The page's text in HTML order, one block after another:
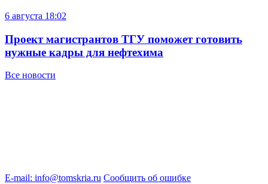
6 августа 18:02
Проект магистрантов ТГУ поможет готовить
нужные кадры для нефтехима
Все новости
E-mail: info@tomskria.ru Сообщить об ошибке